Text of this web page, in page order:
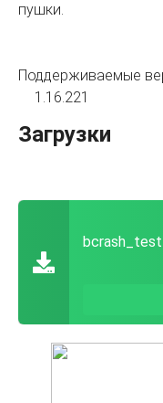
пушки.
Поддерживаемые
1.16.221
Загрузки